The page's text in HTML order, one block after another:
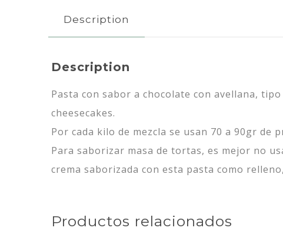
Description
Description
Pasta con sabor a chocolate con avellana,
cheesecakes.
Por cada kilo de mezcla se usan 70 a 90gr de
Para saborizar masa de tortas, es mejor no
crema saborizada con esta pasta como
Productos relacionados